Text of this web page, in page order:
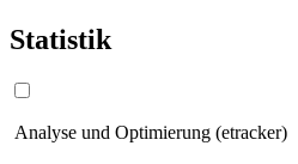
Statistik
Analyse und Optimierung (etracker)